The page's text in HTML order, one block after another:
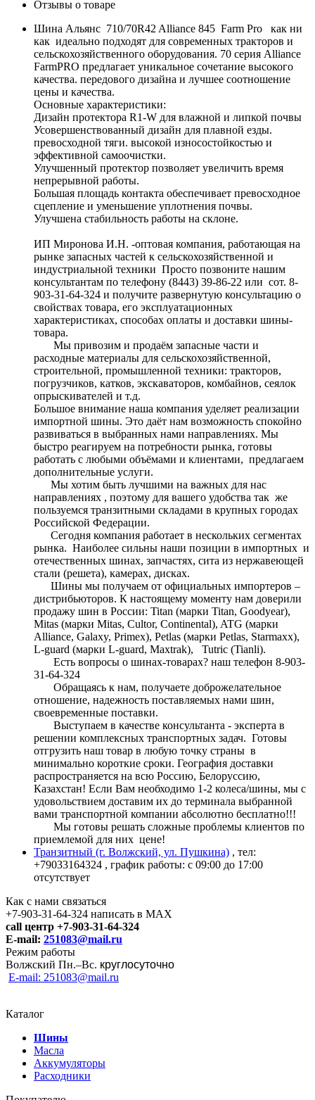
Отзывы о товаре
Шина Альянс 710/70R42 Alliance 845 Farm Pro как ни
как идеально подходят для современных тракторов и
сельскохозяйственного оборудования. 70 серия Alliance
FarmPRO предлагает уникальное сочетание высокого
качества. передового дизайна и лучшее соотношение
цены и качества.
Основные характеристики:
Дизайн протектора R1-W для влажной и липкой почвы
Усовершенствованный дизайн для плавной езды.
превосходной тяги. высокой износостойкостью и
эффективной самоочистки.
Улучшенный протектор позволяет увеличить время
непрерывной работы.
Большая площадь контакта обеспечивает превосходное
сцепление и уменьшение уплотнения почвы.
Улучшена стабильность работы на склоне.
ИП Миронова И.Н. -оптовая компания, работающая на
рынке запасных частей к сельскохозяйственной и
индустриальной техники Просто позвоните нашим
консультантам по телефону (8443) 39-86-22 или сот. 8-
903-31-64-324 и получите развернутую консультацию о
свойствах товара, его эксплуатационных
характеристиках, способах оплаты и доставки шины-
товара.
Мы привозим и продаём запасные части и
расходные материалы для сельскохозяйственной,
строительной, промышленной техники: тракторов,
погрузчиков, катков, экскаваторов, комбайнов, сеялок
опрыскивателей и т.д.
Большое внимание наша компания уделяет реализации
импортной шины. Это даёт нам возможность спокойно
развиваться в выбранных нами направлениях. Мы
быстро реагируем на потребности рынка, готовы
работать с любыми объёмами и клиентами, предлагаем
дополнительные услуги.
Мы хотим быть лучшими на важных для нас
направлениях , поэтому для вашего удобства так же
пользуемся транзитными складами в крупных городах
Российской Федерации.
Сегодня компания работает в нескольких сегментах
рынка. Наиболее сильны наши позиции в импортных и
отечественных шинах, запчастях, сита из нержавеющей
стали (решета), камерах, дисках.
Шины мы получаем от официальных импортеров –
дистрибьюторов. К настоящему моменту нам доверили
продажу шин в России: Titan (марки Titan, Goodyear),
Mitas (марки Mitas, Cultor, Continental), ATG (марки
Alliance, Galaxy, Primex), Petlas (марки Petlas, Starmaxx),
L-guard (марки L-guard, Maxtrak), Tutric (Tianli).
Есть вопросы о шинах-товарах? наш телефон 8-903-
31-64-324
Обращаясь к нам, получаете доброжелательное
отношение, надежность поставляемых нами шин,
своевременные поставки.
Выступаем в качестве консультанта - эксперта в
решении комплексных транспортных задач. Готовы
отгрузить наш товар в любую точку страны в
минимально короткие сроки. География доставки
распространяется на всю Россию, Белоруссию,
Казахстан! Если Вам необходимо 1-2 колеса/шины, мы с
удовольствием доставим их до терминала выбранной
вами транспортной компании абсолютно бесплатно!!!
Мы готовы решать сложные проблемы клиентов по
приемлемой для них цене!
Транзитный (г. Волжский, ул. Пушкина) , тел:
+79033164324 , график работы: с 09:00 до 17:00
отсутствует
Как с нами связаться
+7-903-31-64-324 написать в MAX
call центр +7-903-31-64-324
E-mail: 251083@mail.ru
Режим работы
Волжский Пн.–Вс. круглосуточно
E-mail: 251083@mail.ru
Каталог
Шины
Масла
Аккумуляторы
Расходники